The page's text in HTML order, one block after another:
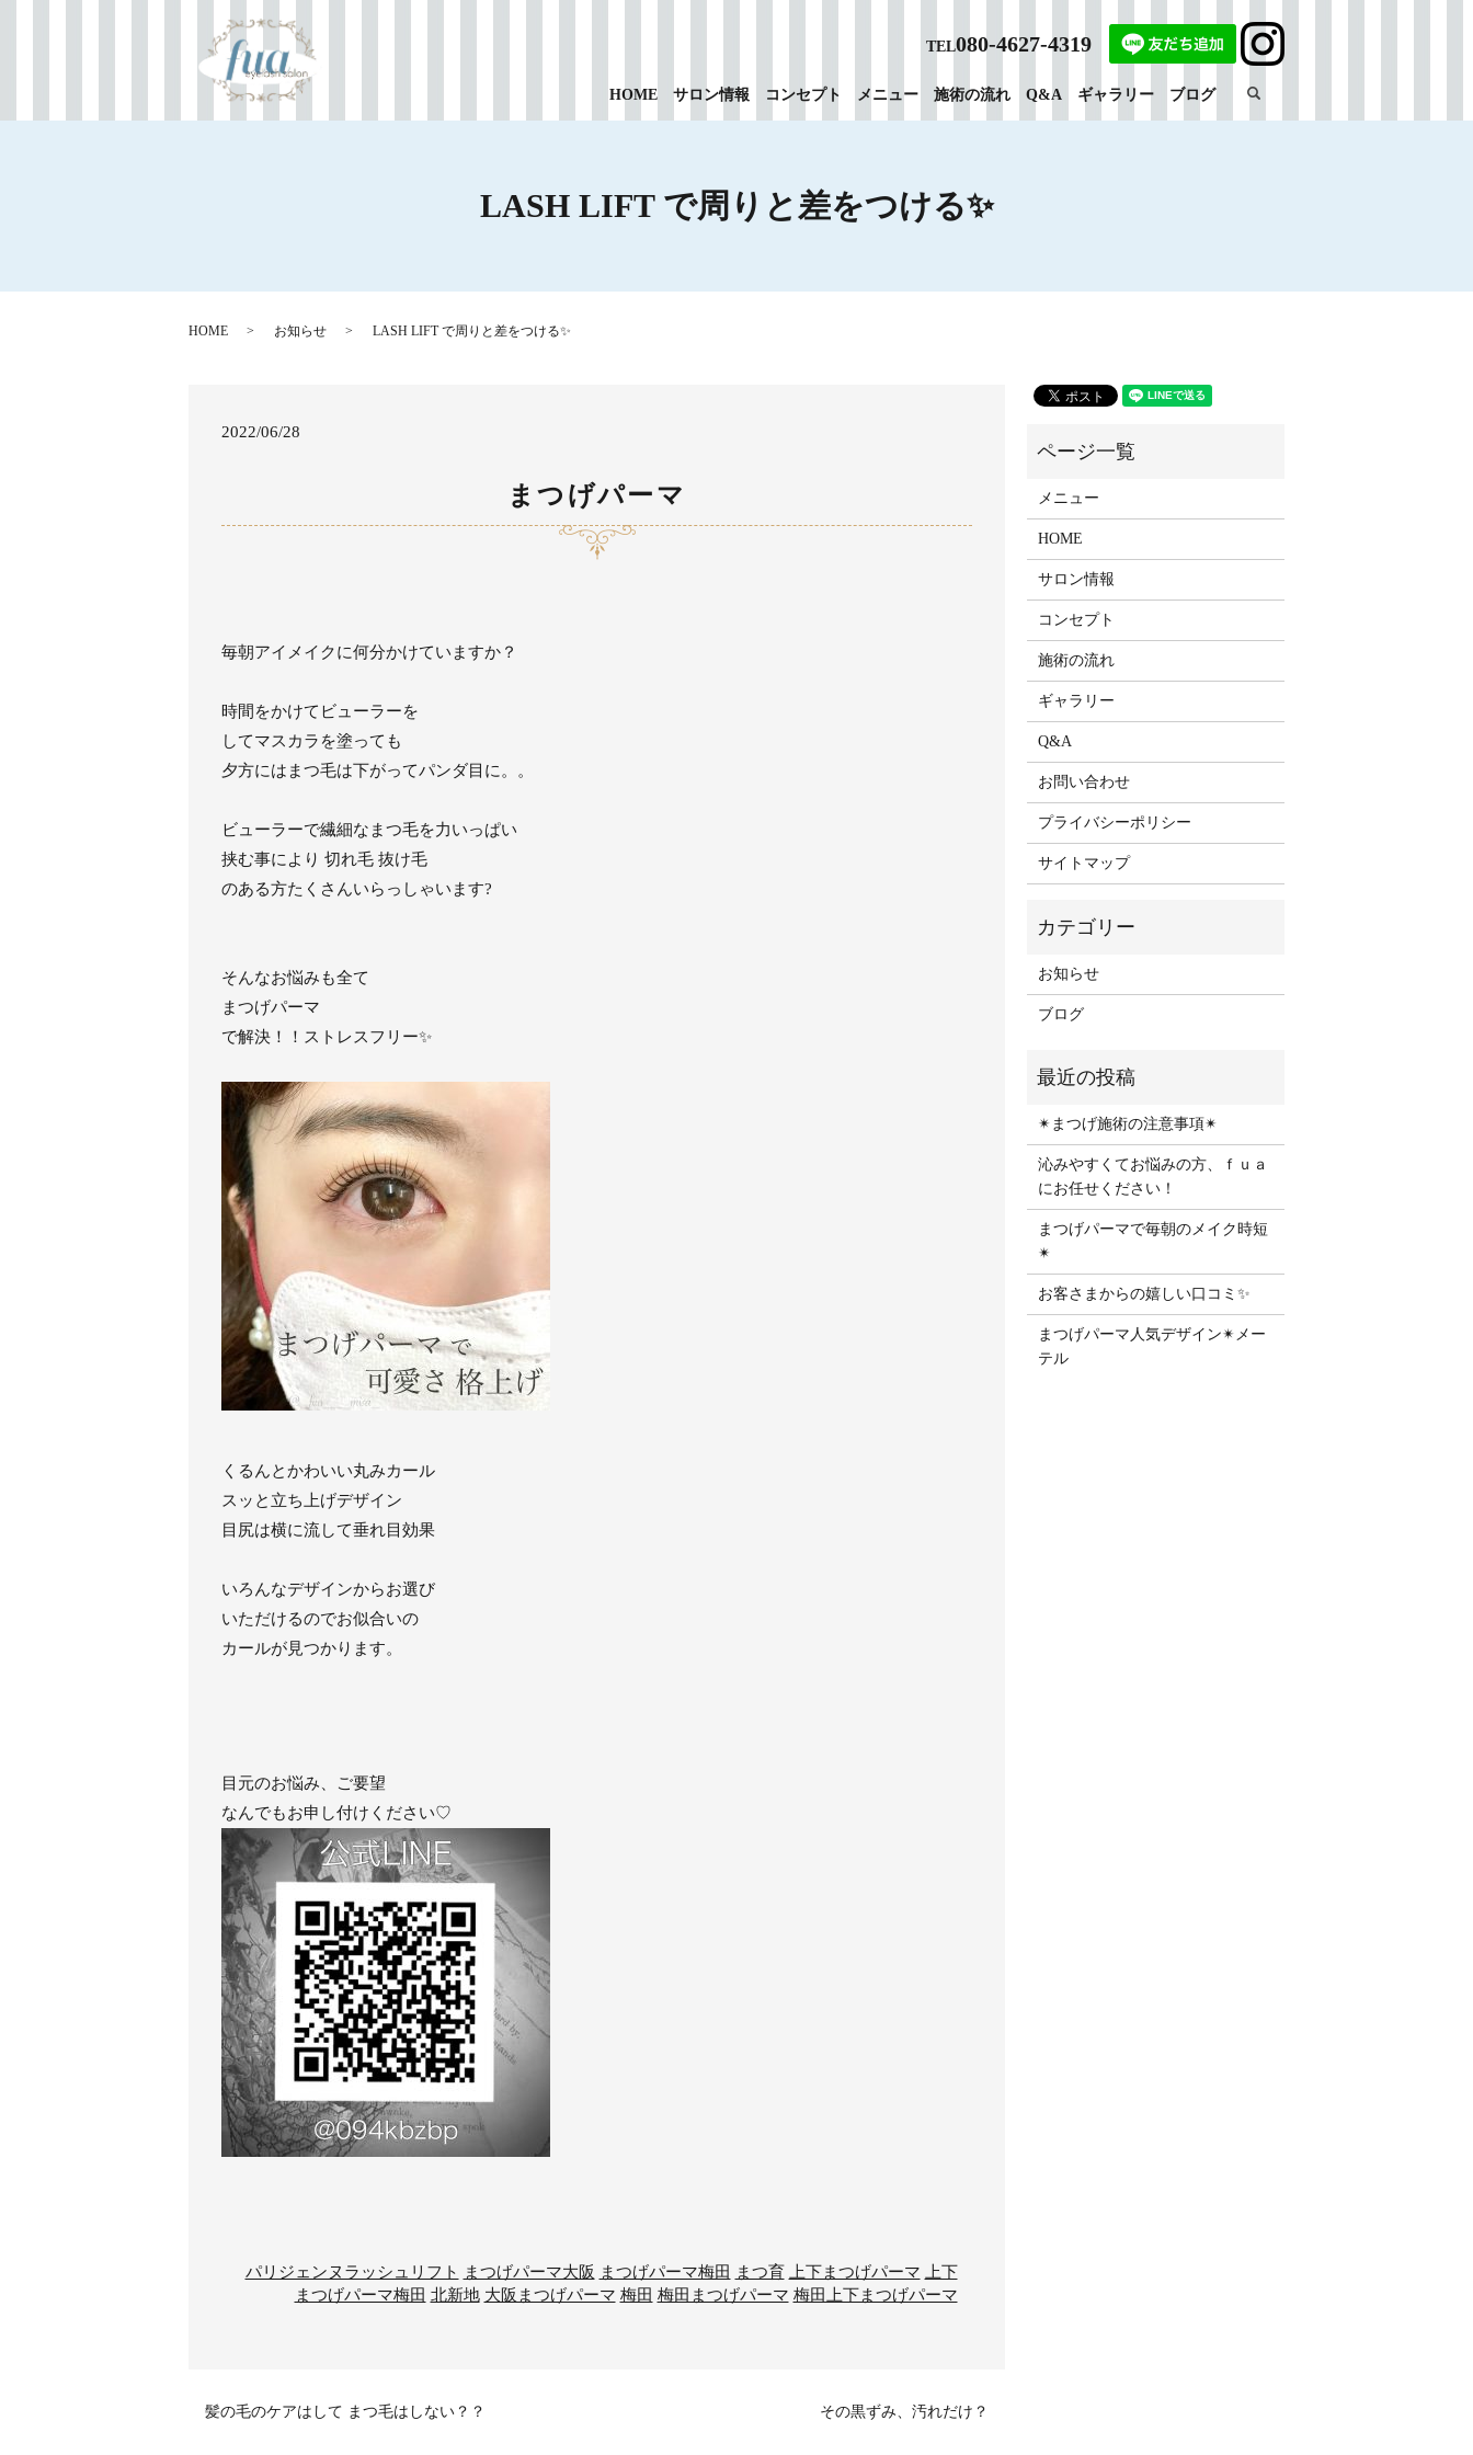
HOME サロン情報 コンセプト メニュー 施術の流れ Q&A ギャラリー ブログ search
TEL080-4627-4319
LASH LIFT で周りと差をつける✨
HOME お知らせ LASH LIFT で周りと差をつける✨
2022/06/28
まつげパーマ
毎朝アイメイクに何分かけていますか？
時間をかけてビューラーを
してマスカラを塗っても
夕方にはまつ毛は下がってパンダ目に。。
ビューラーで繊細なまつ毛を力いっぱい
挟む事により 切れ毛 抜け毛
のある方たくさんいらっしゃいます?
そんなお悩みも全て
まつげパーマ
で解決！！ストレスフリー✨
くるんとかわいい丸みカール
スッと立ち上げデザイン
目尻は横に流して垂れ目効果
いろんなデザインからお選び
いただけるのでお似合いの
カールが見つかります。
目元のお悩み、ご要望
なんでもお申し付けください♡
パリジェンヌラッシュリフト まつげパーマ大阪 まつげパーマ梅田 まつ育 上下まつげパーマ
上下
まつげパーマ梅田 北新地 大阪まつげパーマ 梅田 梅田まつげパーマ 梅田上下まつげパーマ
髪の毛のケアはして まつ毛はしない？？ その黒ずみ、汚れだけ？
メニュー
HOME
サロン情報
コンセプト
施術の流れ
ギャラリー
Q&A
お問い合わせ
プライバシーポリシー
サイトマップ
お知らせ
ブログ
✴︎まつげ施術の注意事項✴︎
沁みやすくてお悩みの方、ｆｕａ
にお任せください！
まつげパーマで毎朝のメイク時短
✴︎
お客さまからの嬉しい口コミ✨
まつげパーマ人気デザイン✴︎メー
テル